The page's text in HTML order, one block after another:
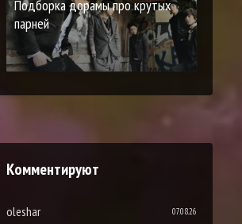
Подборка дорамы про крутых
парней
Комментируют
oleshar 07.08.26